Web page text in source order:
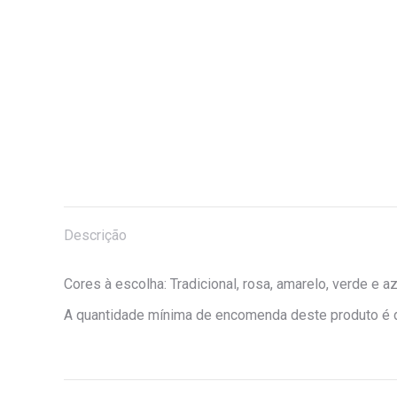
Descrição
Cores à escolha: Tradicional, rosa, amarelo, verde e
A quantidade mínima de encomenda deste produto é